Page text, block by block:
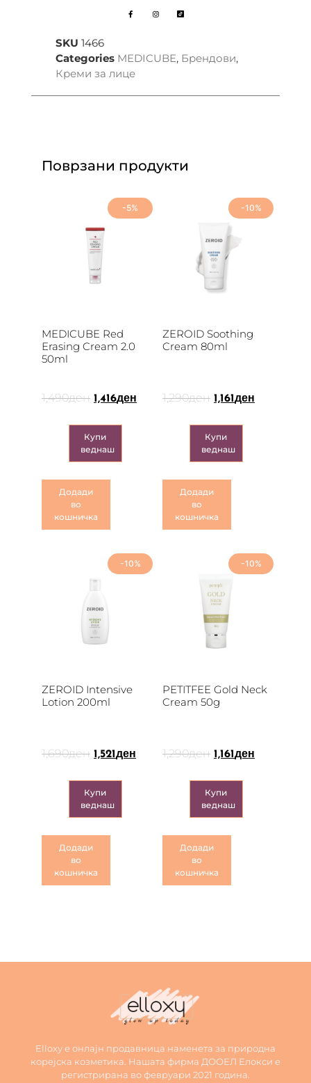
SKU 1466
Categories MEDICUBE, Брендови,
Креми за лице
Поврзани продукти
-5%
MEDICUBE Red
Erasing Cream 2.0
50ml
1,490ден 1,416ден
Купи
веднаш
Додади
во
кошничка
-10%
ZEROID Soothing
Cream 80ml
1,290ден 1,161 ден
Купи
веднаш
Додади
во
кошничка
-10%
ZEROID Intensive
Lotion 200ml
1,690ден 1,521 ден
Купи
веднаш
Додади
во
кошничка
-10%
PETITFEE Gold Neck
Cream 50g
1,290ден 1,161 ден
Купи
веднаш
Додади
во
кошничка
Elloxy е онлајн продавница наменета за природна
корејска козметика. Нашата фирма ДООЕЛ Елокси е
регистрирана во февруари 2021 година.